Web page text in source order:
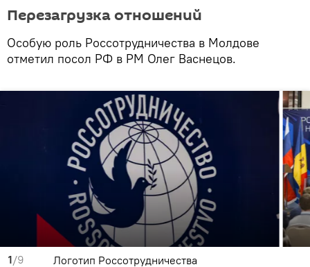
Перезагрузка отношений
Особую роль Россотрудничества в Молдове
отметил посол РФ в РМ Олег Васнецов.
1/9 Логотип Россотрудничества